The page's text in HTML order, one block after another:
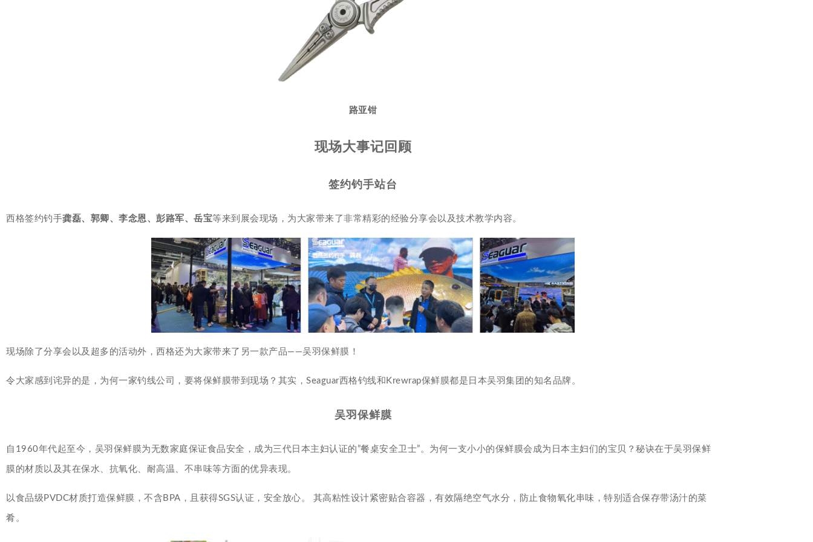
路亚钳
现场大事记回顾
签约钓手站台
西格签约钓手龚磊、郭卿、李念恩、彭路军、岳宝等来到展会现场，为大家带来了非常精彩的经验分享会以及技术教学内容。
现场除了分享会以及超多的活动外，西格还为大家带来了另一款产品——吴羽保鲜膜！
令大家感到诧异的是，为何一家钓线公司，要将保鲜膜带到现场？其实，Seaguar西格钓线和Krewrap保鲜膜都是日本吴羽集团的知名品牌。
吴羽保鲜膜
自1960年代起至今，吴羽保鲜膜为无数家庭保证食品安全，成为三代日本主妇认证的”餐桌安全卫士”。为何一支小小的保鲜膜会成为日本主妇们的宝贝？秘诀在于吴羽保鲜
膜的材质以及其在保水、抗氧化、耐高温、不串味等方面的优异表现。
以食品级PVDC材质打造保鲜膜，不含BPA，且获得SGS认证，安全放心。 其高粘性设计紧密贴合容器，有效隔绝空气水分，防止食物氧化串味，特别适合保存带汤汁的菜
肴。